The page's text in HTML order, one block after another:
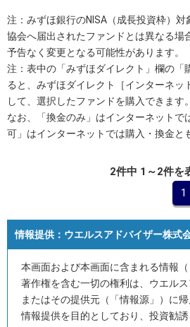
注：みずほ銀行のNISA（成長投資枠）
協会へ届出されたファンドとは異なる場
予告なく変更となる可能性があります。
注：表中の「みずほダイレクト」欄の「
ると、みずほダイレクト［インターネッ
して、選択したファンドを購入できます。
なお、「換金のみ」はインターネットで
可」はインターネットでは購入・換金と
2件中 1～2件を
1
情報提供： ウエルスアドバイザー株式
本画面および本画面に含まれる情報
著作権を含む一切の権利は、ウエル
またはその提供元（「情報源」）に帰
情報提供を目的としており、投資勧